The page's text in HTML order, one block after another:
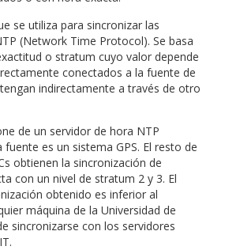
se utiliza para sincronizar las
(Network Time Protocol). Se basa
o stratum cuyo valor depende
conectados a la fuente de
indirectamente a través de otro
de un servidor de hora NTP
fuente es un sistema GPS. El resto de
obtienen la sincronización de
con un nivel de stratum 2 y 3. El
obtenido es inferior al
máquina de la Universidad de
sincronizarse con los servidores